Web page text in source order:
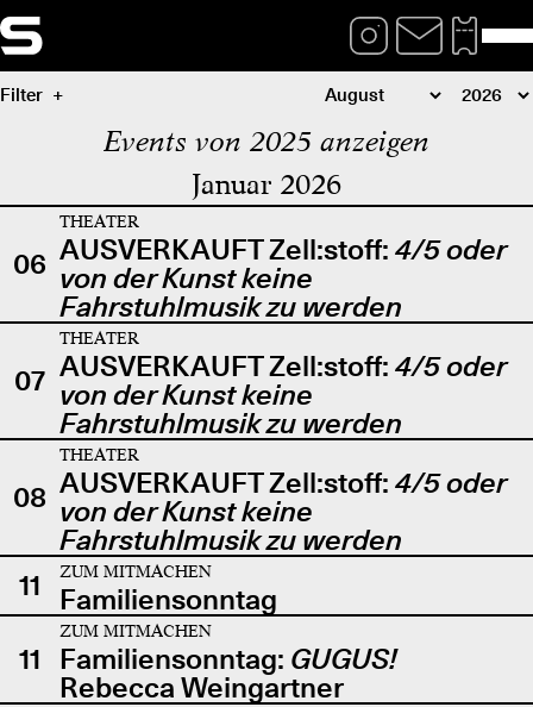
Filter
Events von 2025 anzeigen
Januar 2026
06
THEATER
AUSVERKAUFT Zell:stoff: 4/5 oder
von der Kunst keine
Fahrstuhlmusik zu werden
07
THEATER
AUSVERKAUFT Zell:stoff: 4/5 oder
von der Kunst keine
Fahrstuhlmusik zu werden
08
THEATER
AUSVERKAUFT Zell:stoff: 4/5 oder
von der Kunst keine
Fahrstuhlmusik zu werden
11
ZUM MITMACHEN
Familiensonntag
11
ZUM MITMACHEN
Familiensonntag: GUGUS!
Rebecca Weingartner